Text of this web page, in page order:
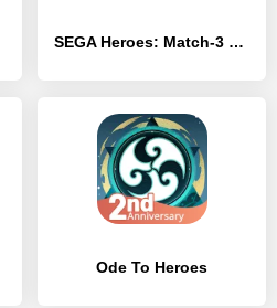
SEGA Heroes: Match-3 RPG Quest
Ode To Heroes